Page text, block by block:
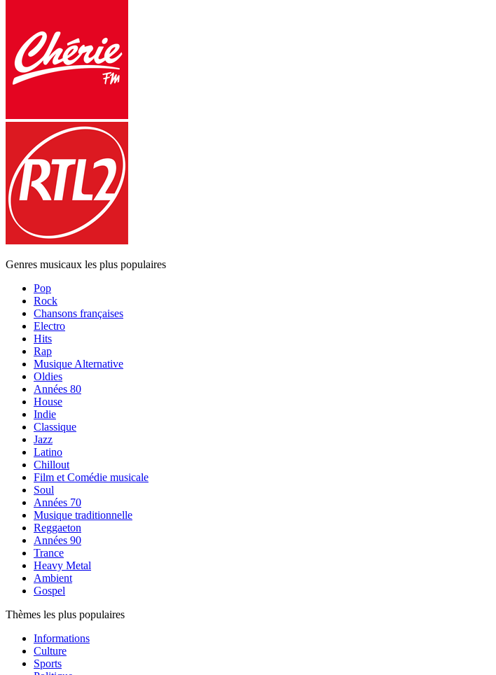
Genres musicaux les plus populaires
Pop
Rock
Chansons françaises
Electro
Hits
Rap
Musique Alternative
Oldies
Années 80
House
Indie
Classique
Jazz
Latino
Chillout
Film et Comédie musicale
Soul
Années 70
Musique traditionnelle
Reggaeton
Années 90
Trance
Heavy Metal
Ambient
Gospel
Thèmes les plus populaires
Informations
Culture
Sports